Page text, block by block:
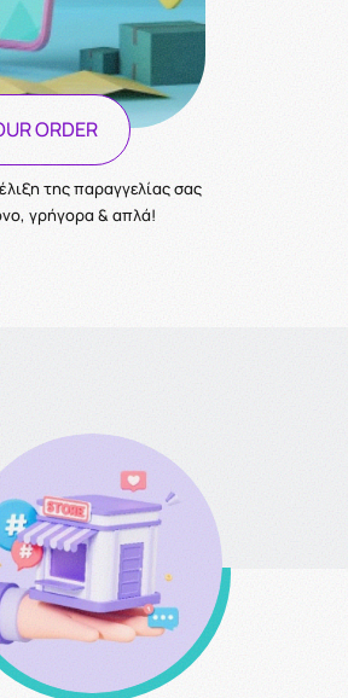
ORDER
της παραγγελίας σας
γρήγορα & απλά!